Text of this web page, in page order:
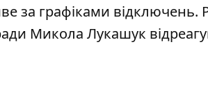
за графіками відключень.
Микола Лукашук